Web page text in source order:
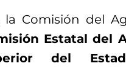
la Comisión del
Estatal del
del